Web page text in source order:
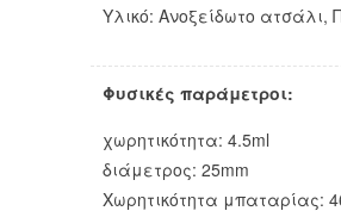
Υλικό: Ανοξείδωτο ατσάλι,
Φυσικές παράμετροι:
χωρητικότητα: 4.5ml
διάμετρος: 25mm
Χωρητικότητα μπαταρίας: